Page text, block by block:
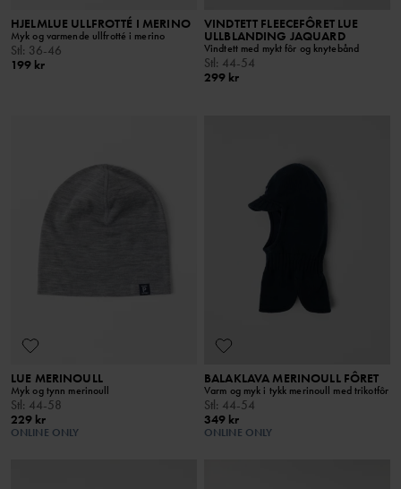
HJELMLUE ULLFROTTÉ I MERINO
Myk og varmende ullfrotté i merino
Stl: 36-46
199 kr
VINDTETT FLEECEFÔRET LUE
ULLBLANDING JAQUARD
Vindtett med mykt fôr og knytebånd
Stl: 44-54
299 kr
LUE MERINOULL
Myk og tynn merinoull
Stl: 44-58
229 kr
ONLINE ONLY
BALAKLAVA MERINOULL FÔRET
Varm og myk i tykk merinoull med trikotfôr
Stl: 44-54
349 kr
ONLINE ONLY